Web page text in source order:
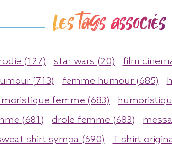
Les tags associés
(127) star wars (20) film
(713) femme humour (685)
femme (683)
(681) drole femme (683)
shirt sympa (690) T shirt